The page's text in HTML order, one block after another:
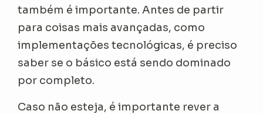
também é importante. Antes de partir
para coisas mais avançadas, como
implementações tecnológicas, é preciso
saber se o básico está sendo dominado
por completo.
Caso não esteja, é importante rever a